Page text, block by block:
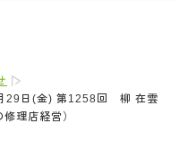
29日(金) 第1258回 柳 在雲
理店経営）